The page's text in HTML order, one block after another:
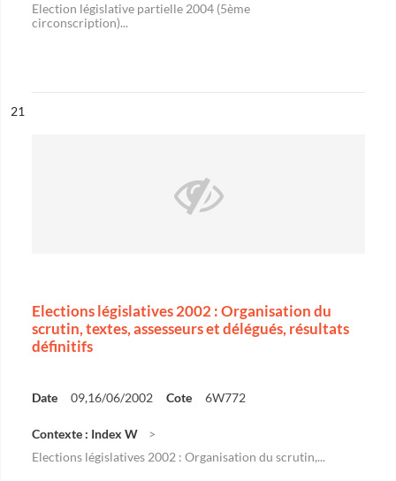
Election législative partielle 2004 (5ème
circonscription)...
n°
21
Elections législatives 2002 : Organisation du
scrutin, textes, assesseurs et délégués, résultats
définitifs
Date 09,16/06/2002 Cote 6W772
Contexte : Index W
Elections législatives 2002 : Organisation du scrutin,...